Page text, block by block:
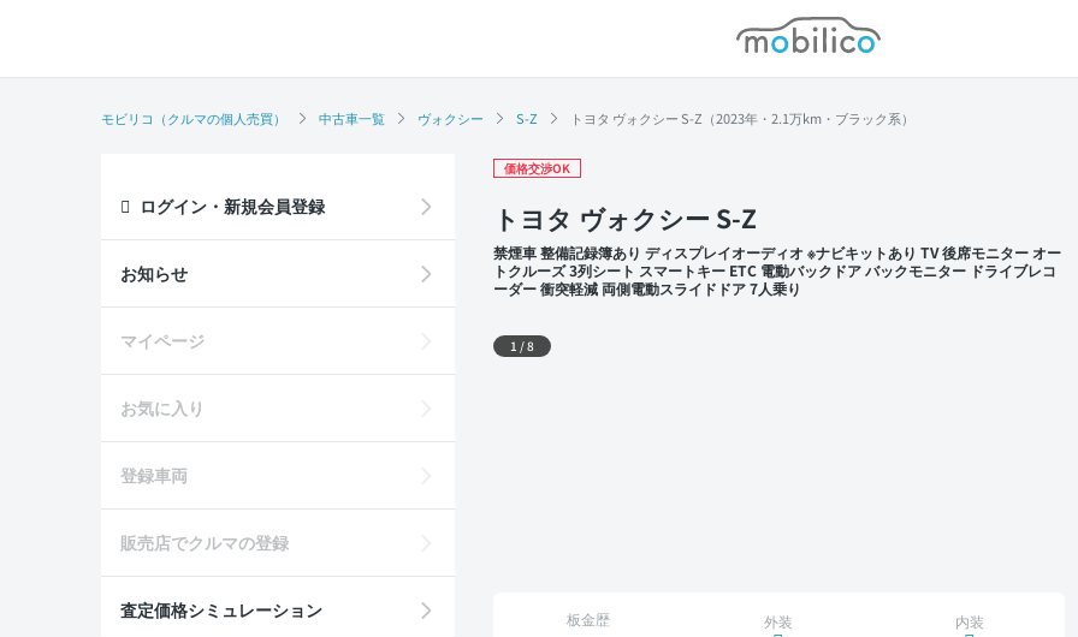
モビリコ
モビリコ（クルマの個人売買） 中古車一覧 ヴォクシー S-Z トヨタ ヴォクシー S-Z（2023年・2.1万km・ブラック系）
価格交渉OK
トヨタ ヴォクシー S-Z
禁煙車 整備記録簿あり ディスプレイオーディオ ※ナビキットあり TV 後席モニター オー
トクルーズ 3列シート スマートキー ETC 電動バックドア バックモニター ドライブレコ
ーダー 衝突軽減 両側電動スライドドア 7人乗り
外装 左前
1 /8
板金歴 外装 内装
ログイン・新規会員登録
お知らせ
マイページ
お気に入り
登録車両
販売店でクルマの登録
査定価格シミュレーション